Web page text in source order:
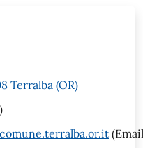
Terralba (OR)